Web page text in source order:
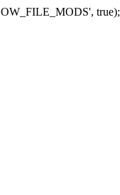
true);